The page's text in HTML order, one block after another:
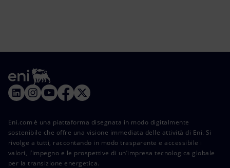
Eni.com è una piattaforma disegnata in modo digitalmente
sostenibile che offre una visione immediata delle attività di Eni. Si
rivolge a tutti, raccontando in modo trasparente e accessibile i
valori, l’impegno e le prospettive di un’impresa tecnologica globale
per la transizione energetica.